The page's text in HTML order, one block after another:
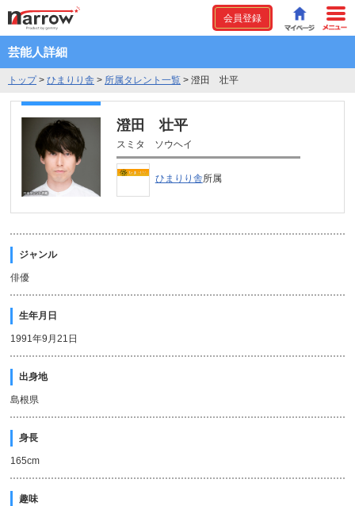
会員登録
芸能人詳細
トップ> ひまりり舎 > 所属タレント一覧 > 澄田 壮平
澄田 壮平
スミタ ソウヘイ
ひまりり舎所属
ジャンル
俳優
生年月日
1991年9月21日
出身地
島根県
身長
165cm
趣味